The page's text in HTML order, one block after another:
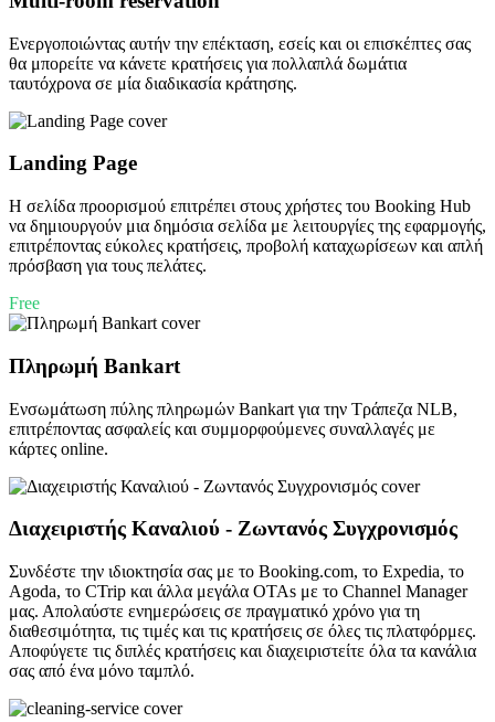
Ενεργοποιώντας αυτήν την επέκταση, εσείς και οι επισκέπτες σας
θα μπορείτε να κάνετε κρατήσεις για πολλαπλά δωμάτια
ταυτόχρονα σε μία διαδικασία κράτησης.
Landing Page
Η σελίδα προορισμού επιτρέπει στους χρήστες του Booking Hub
να δημιουργούν μια δημόσια σελίδα με λειτουργίες της εφαρμογής,
επιτρέποντας εύκολες κρατήσεις, προβολή καταχωρίσεων και απλή
πρόσβαση για τους πελάτες.
Free
Πληρωμή Bankart
Ενσωμάτωση πύλης πληρωμών Bankart για την Τράπεζα NLB,
επιτρέποντας ασφαλείς και συμμορφούμενες συναλλαγές με
κάρτες online.
Διαχειριστής Καναλιού - Ζωντανός Συγχρονισμός
Συνδέστε την ιδιοκτησία σας με το Booking.com, το Expedia, το
Agoda, το CTrip και άλλα μεγάλα OTAs με το Channel Manager
μας. Απολαύστε ενημερώσεις σε πραγματικό χρόνο για τη
διαθεσιμότητα, τις τιμές και τις κρατήσεις σε όλες τις πλατφόρμες.
Αποφύγετε τις διπλές κρατήσεις και διαχειριστείτε όλα τα κανάλια
σας από ένα μόνο ταμπλό.